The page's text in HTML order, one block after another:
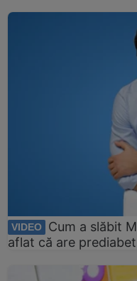
VIDEO
Cum a slăbit
aflat că are